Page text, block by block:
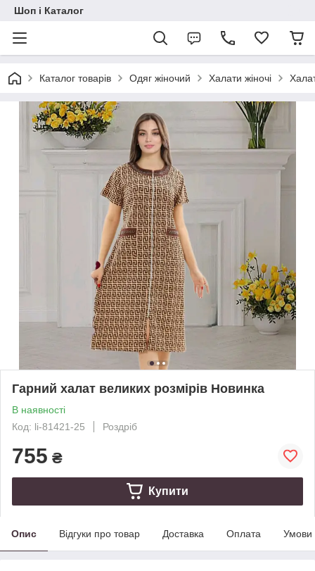
Шоп і Каталог
Каталог товарів Одяг жіночий Халати жіночі
Гарний халат великих розмірів Новинка
В наявності
Код: li-81421-25
Роздріб
755 ₴
Купити
Опис Відгуки про товар Доставка Оплата Умови